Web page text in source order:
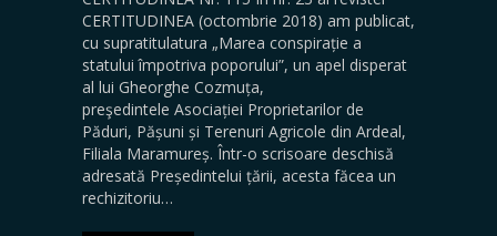
CERTITUDINEA (octombrie 2018) am publicat,
cu supratitulatura „Marea conspirație a
statului împotriva poporului”, un apel disperat
al lui Gheorghe Cozmuța,
preşedintele Asociației Proprietarilor de
Păduri, Pășuni și Terenuri Agricole din Ardeal,
Filiala Maramureș. Într-o scrisoare deschisă
adresată Președintelui țării, acesta făcea un
rechizitoriu…